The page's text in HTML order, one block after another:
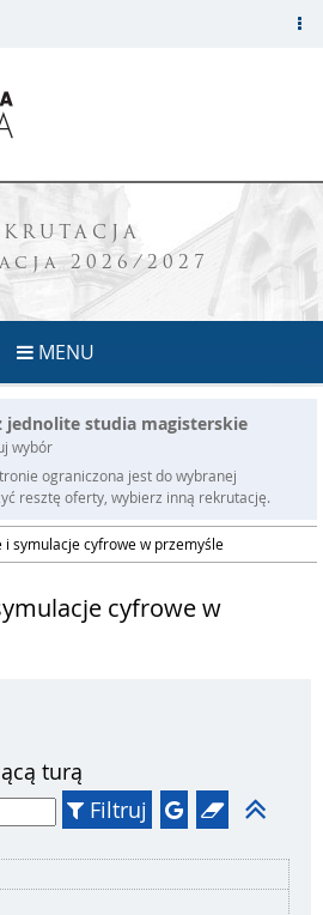
2026/2027
MENU
jednolite studia magisterskie
wybór
ograniczona jest do wybranej
resztę oferty, wybierz inną rekrutację.
i symulacje cyfrowe w przemyśle
cyfrowe w
turą
Filtruj